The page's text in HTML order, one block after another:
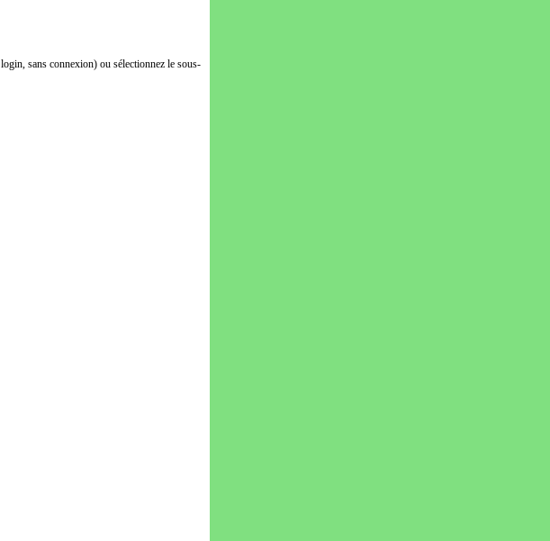
sans connexion) ou sélectionnez le sous-